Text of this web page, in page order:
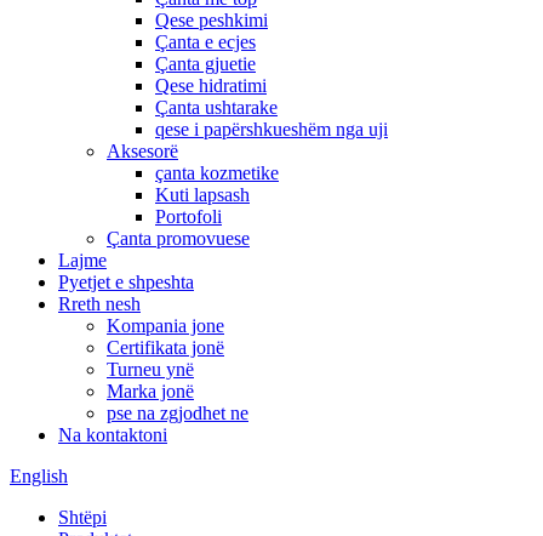
Qese peshkimi
Çanta e ecjes
Çanta gjuetie
Qese hidratimi
Çanta ushtarake
qese i papërshkueshëm nga uji
Aksesorë
çanta kozmetike
Kuti lapsash
Portofoli
Çanta promovuese
Lajme
Pyetjet e shpeshta
Rreth nesh
Kompania jone
Certifikata jonë
Turneu ynë
Marka jonë
pse na zgjodhet ne
Na kontaktoni
English
Shtëpi